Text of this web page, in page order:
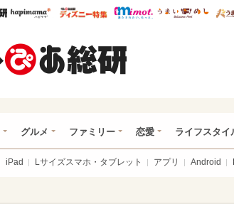
ウレぴあ総研ハピママ* ウレぴあ総研 ディズニー
mimot. う
グルメ ファミリー 恋愛 ライフスタイ
iPad Lサイズスマホ・タブレット アプリ Android